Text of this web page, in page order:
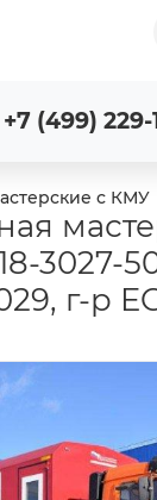
+7 (499) 229-
с КМУ
3027-
г-р